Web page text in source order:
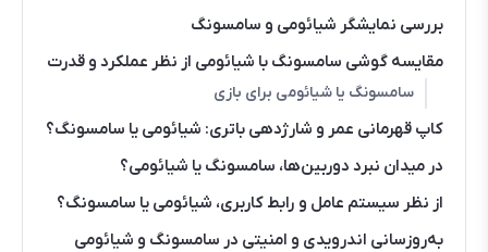
بررسی نمایشگر شیائومی و سامسونگ
مقایسه گوشی سامسونگ با شیائومی از نظر عملکرد و قدرت
سامسونگ یا شیائومی برای بازی
کاپ قهرمانی عمر و شارژدهی باتری: شیائومی یا سامسونگ؟
در میدان نبرد دوربین‌ها، سامسونگ یا شیائومی؟
از نظر سیستم عامل و رابط کاربری، شیائومی یا سامسونگ؟
به‌روزسانی اندرویدی و امنیتی در سامسونگ و شیائومی